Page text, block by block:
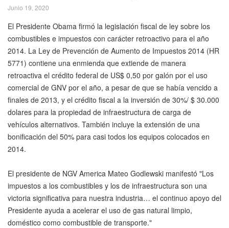
Junio 19, 2020
El Presidente Obama firmó la legislación fiscal de ley sobre los
combustibles e impuestos con carácter retroactivo para el año
2014. La Ley de Prevención de Aumento de Impuestos 2014 (HR
5771) contiene una enmienda que extiende de manera
retroactiva el crédito federal de US$ 0,50 por galón por el uso
comercial de GNV por el año, a pesar de que se había vencido a
finales de 2013, y el crédito fiscal a la inversión de 30%/ $ 30.000
dolares para la propiedad de infraestructura de carga de
vehículos alternativos. También incluye la extensión de una
bonificación del 50% para casi todos los equipos colocados en
2014.
El presidente de NGV America Mateo Godlewski manifestó "Los
impuestos a los combustibles y los de infraestructura son una
victoria significativa para nuestra industria… el continuo apoyo del
Presidente ayuda a acelerar el uso de gas natural limpio,
doméstico como combustible de transporte."